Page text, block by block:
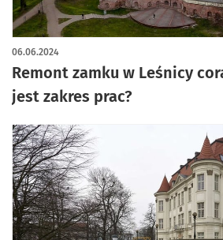
Remont zamku w Leśnicy
jest zakres prac?
06.06.2024
artykuł z galerią zdjęć